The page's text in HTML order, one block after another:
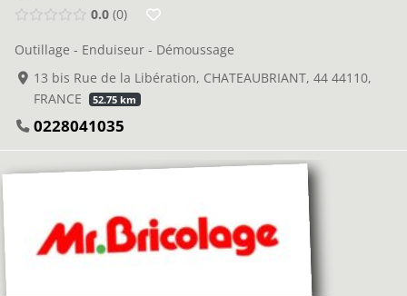
0.0 0
Outillage - Enduiseur - Démoussage
13 bis Rue de la Libération, CHATEAUBRIANT, 44 44110,
FRANCE
52.75 km
0228041035